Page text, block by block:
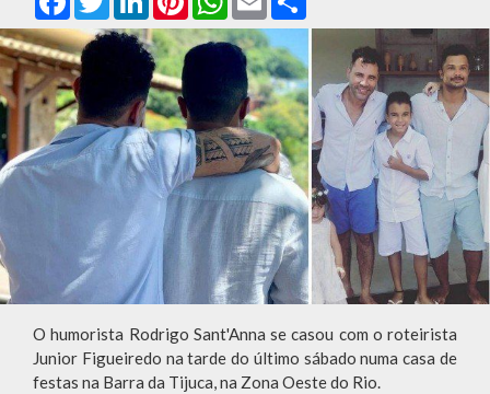
O humorista Rodrigo Sant'Anna se casou com o roteirista
Junior Figueiredo na tarde do último sábado numa casa de
festas na Barra da Tijuca, na Zona Oeste do Rio.